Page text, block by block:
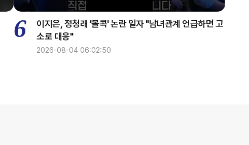
2030~2040
투데이 업&다운 mini
6
이지은, 정청래 '볼콕' 논란 일자 "남녀관계 언급하면 고
소로 대응"
2026-08-04 06:02:50